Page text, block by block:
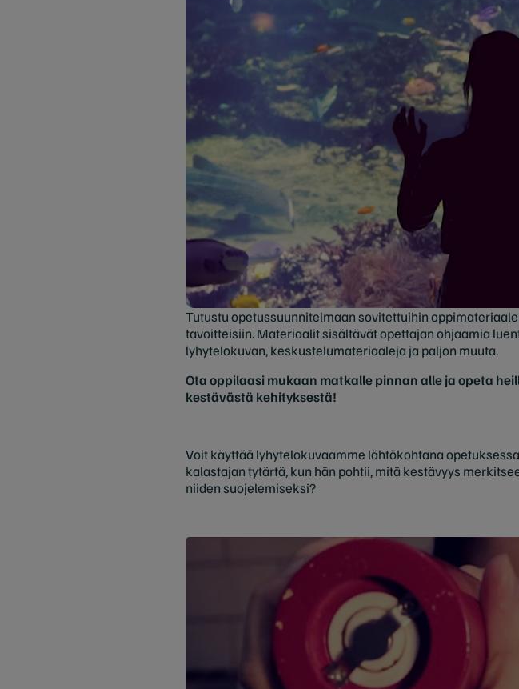
Tutustu opetussuunnitelmaan sovitettuihin
tavoitteisiin. Materiaalit sisältävät opettajan ohjaamia
lyhytelokuvan, keskustelumateriaaleja ja paljon muuta.
Ota oppilaasi mukaan matkalle pinnan alle ja opeta
kestävästä kehityksestä!
Voit käyttää lyhytelokuvaamme lähtökohtana
kalastajan tytärtä, kun hän pohtii, mitä kestävyys
niiden suojelemiseksi?